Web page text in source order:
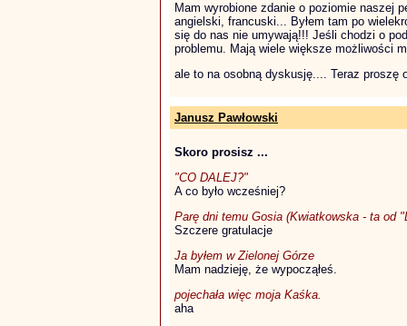
Mam wyrobione zdanie o poziomie naszej
angielski, francuski... Byłem tam po
się do nas nie umywają!!! Jeśli chodzi o
problemu. Mają wiele większe możliwości
ale to na osobną dyskusję.... Teraz proszę
Janusz Pawłowski
Skoro prosisz ...
"CO DALEJ?"
A co było wcześniej?
Parę dni temu Gosia (Kwiatkowska - ta od
Szczere gratulacje
Ja byłem w Zielonej Górze
Mam nadzieję, że wypocząłeś.
pojechała więc moja Kaśka.
aha